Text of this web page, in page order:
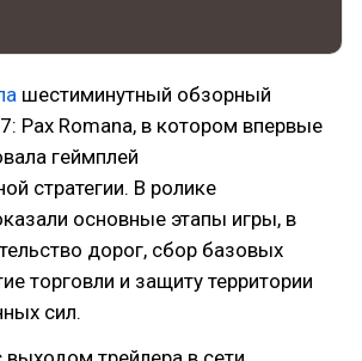
шестиминутный обзорный
Pax Romana, в котором впервые
геймплей
стратегии. В ролике
основные этапы игры, в
дорог, сбор базовых
торговли и защиту территории
сил.